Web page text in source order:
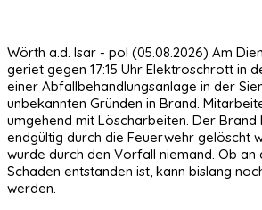
Wörth a.d. Isar - pol (05.08.2026) Am
geriet gegen 17:15 Uhr Elektroschrott in
einer Abfallbehandlungsanlage in der
unbekannten Gründen in Brand.
umgehend mit Löscharbeiten. Der Brand
endgültig durch die Feuerwehr gelöscht
wurde durch den Vorfall niemand. Ob an
Schaden entstanden ist, kann bislang
werden.